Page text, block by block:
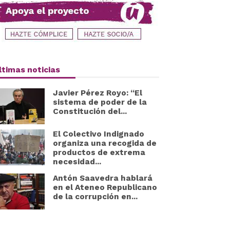
noticias
Javier Pérez Royo: “El
sistema de poder de la
Constitución del...
El Colectivo Indignado
organiza una recogida de
productos de extrema
necesidad...
Antón Saavedra hablará
en el Ateneo Republicano
de la corrupción en...